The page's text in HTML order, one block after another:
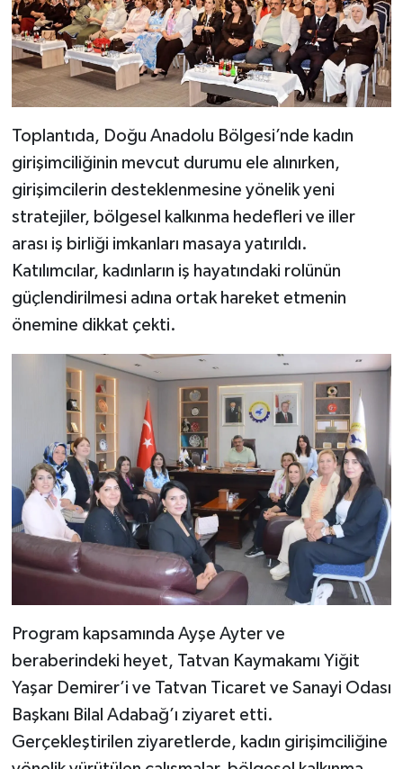
Toplantıda, Doğu Anadolu Bölgesi’nde kadın
girişimciliğinin mevcut durumu ele alınırken,
girişimcilerin desteklenmesine yönelik yeni
stratejiler, bölgesel kalkınma hedefleri ve iller
arası iş birliği imkanları masaya yatırıldı.
Katılımcılar, kadınların iş hayatındaki rolünün
güçlendirilmesi adına ortak hareket etmenin
önemine dikkat çekti.
Program kapsamında Ayşe Ayter ve
beraberindeki heyet, Tatvan Kaymakamı Yiğit
Yaşar Demirer’i ve Tatvan Ticaret ve Sanayi Odası
Başkanı Bilal Adabağ’ı ziyaret etti.
Gerçekleştirilen ziyaretlerde, kadın girişimciliğine